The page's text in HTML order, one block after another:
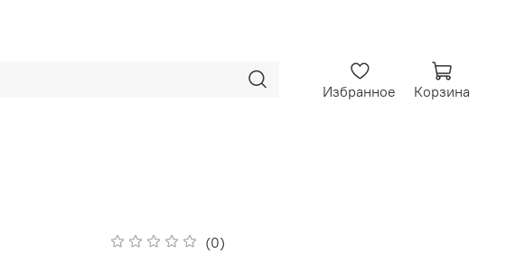
Избранное Корзина
(0)